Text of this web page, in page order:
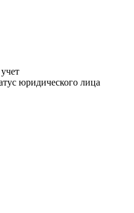
юридического лица